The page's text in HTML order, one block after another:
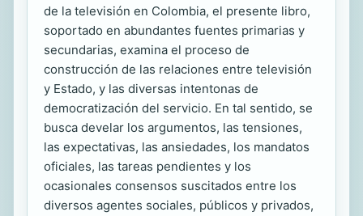
de la televisión en Colombia, el presente libro,
soportado en abundantes fuentes primarias y
secundarias, examina el proceso de
construcción de las relaciones entre televisión
y Estado, y las diversas intentonas de
democratización del servicio. En tal sentido, se
busca develar los argumentos, las tensiones,
las expectativas, las ansiedades, los mandatos
oficiales, las tareas pendientes y los
ocasionales consensos suscitados entre los
diversos agentes sociales, públicos y privados,